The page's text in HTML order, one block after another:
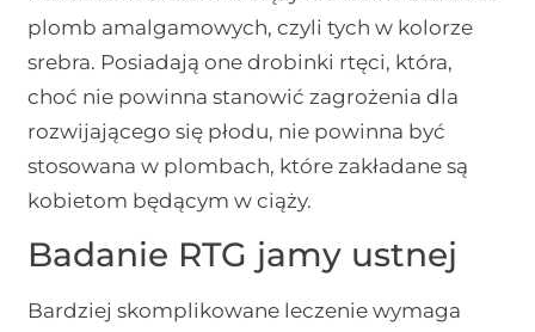
plomb amalgamowych, czyli tych w kolorze
srebra. Posiadają one drobinki rtęci, która,
choć nie powinna stanowić zagrożenia dla
rozwijającego się płodu, nie powinna być
stosowana w plombach, które zakładane są
kobietom będącym w ciąży.
Badanie RTG jamy ustnej
Bardziej skomplikowane leczenie wymaga